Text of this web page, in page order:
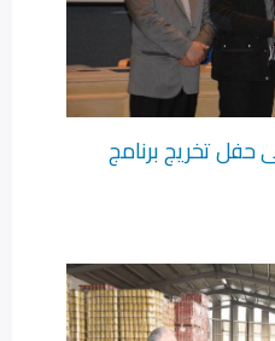
حفل تخريج برنامج